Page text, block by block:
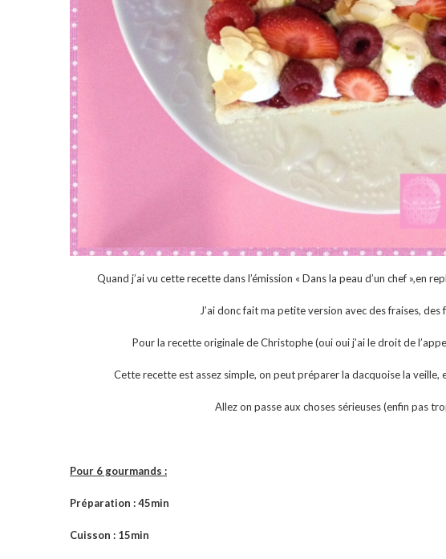
Quand j’ai vu cette recette dans l’émission « Dans la peau d’un chef »,en
J’ai donc fait ma petite version avec des fraises,
Pour la recette originale de Christophe (oui oui j’ai le droit de
Cette recette est assez simple, on peut préparer la dacquoise la
Allez on passe aux choses sérieuses (enfin pas
Pour 6 gourmands :
Préparation : 45min
Cuisson : 15min